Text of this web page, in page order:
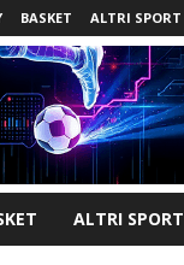
BASKET ALTRI SPORT
ALTRI SPORT